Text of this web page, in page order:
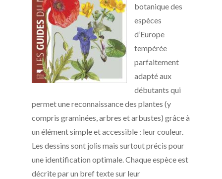
botanique des
espèces
d’Europe
tempérée
parfaitement
adapté aux
débutants qui
permet une reconnaissance des plantes (y
compris graminées, arbres et arbustes) grâce à
un élément simple et accessible : leur couleur.
Les dessins sont jolis mais surtout précis pour
une identification optimale. Chaque espèce est
décrite par un bref texte sur leur